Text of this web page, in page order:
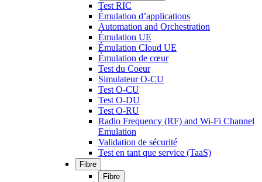
Test RIC
Émulation d’applications
Automation and Orchestration
Émulation UE
Émulation Cloud UE
Émulation de cœur
Test du Coeur
Simulateur O-CU
Test O-CU
Test O-DU
Test O-RU
Radio Frequency (RF) and Wi-Fi Channel
Emulation
Validation de sécurité
Test en tant que service (TaaS)
Fibre
Fibre